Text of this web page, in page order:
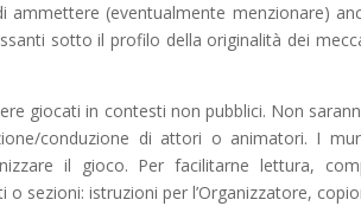
ammettere (eventualmente menzionare)
sotto il profilo della originalità dei
giocati in contesti non pubblici. Non
conduzione di attori o animatori. I
il gioco. Per facilitarne lettura,
sezioni: istruzioni per l’Organizzatore,